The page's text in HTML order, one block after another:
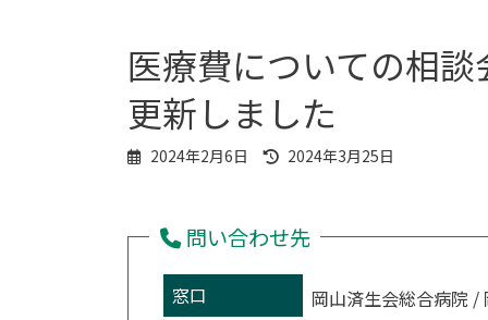
医療費についての相
更新しました
2024年2月6日
最
日
2024年3月25日
問い合わせ先
窓口
岡山済生会総合病院 /